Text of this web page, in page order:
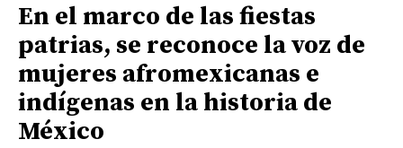
En el marco de las fiestas
patrias, se reconoce la voz de
mujeres afromexicanas e
indígenas en la historia de
México